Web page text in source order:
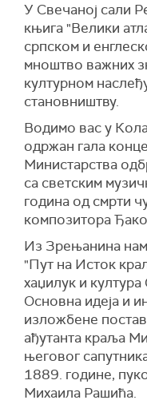
У Свечаној сали
књига "Велики
српском и
мноштво важних
културном
становништву.
Водимо вас у
одржан гала
Министарства
са светским
година од смрти
композитора
Из Зрењанина
"Пут на Исток
хаџилук и
Основна идеја и
изложбене
ађутанта краља
његовог
1889. године,
Михаила Рашића.